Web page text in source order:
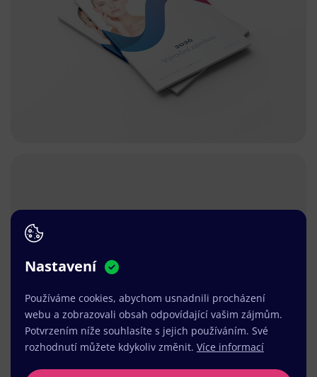
Nastavení
Používáme cookies, abychom usnadnili procházení
webu a zobrazovali obsah odpovídající vašim zájmům.
Potvrzením níže souhlasíte s jejich používáním. Své
rozhodnutí můžete kdykoliv změnit. Více informací